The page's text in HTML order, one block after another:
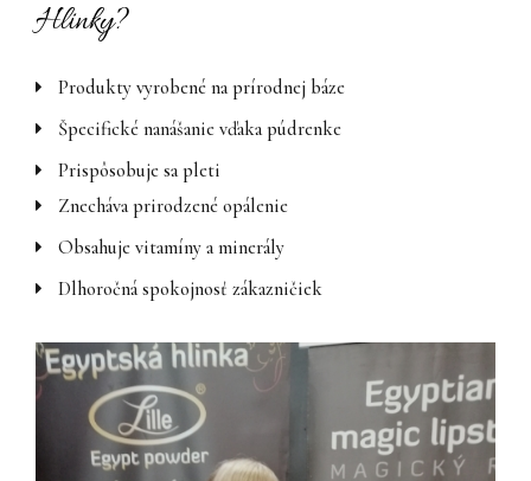
Hlinky?
Produkty vyrobené na prírodnej báze
Špecifické nanášanie vďaka púdrenke
Prispôsobuje sa pleti
Znecháva prirodzené opálenie
Obsahuje vitamíny a minerály
Dlhoročná spokojnosť zákazničiek